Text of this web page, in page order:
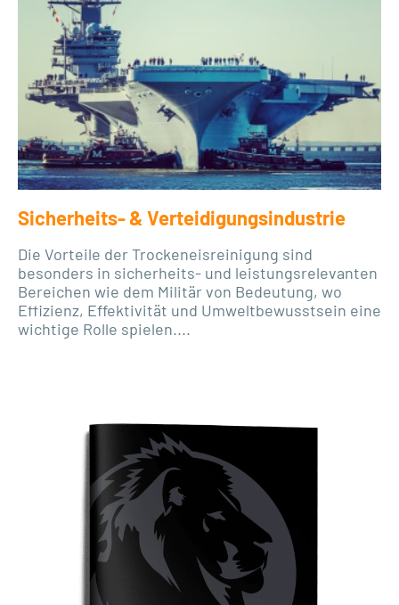
Sicherheits- & Verteidigungsindustrie
Die Vorteile der Trockeneisreinigung sind
besonders in sicherheits- und leistungsrelevanten
Bereichen wie dem Militär von Bedeutung, wo
Effizienz, Effektivität und Umweltbewusstsein eine
wichtige Rolle spielen....